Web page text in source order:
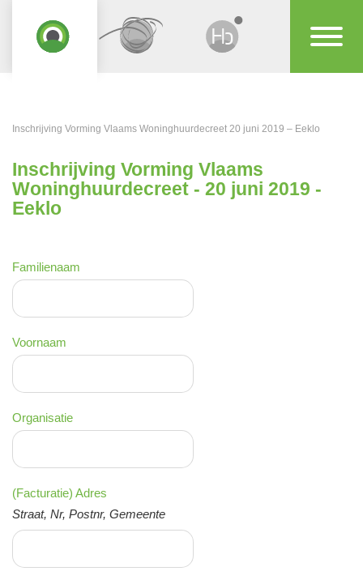
Inschrijving Vorming Vlaams Woninghuurdecreet 20 juni 2019 – Eeklo
Inschrijving Vorming Vlaams
Woninghuurdecreet - 20 juni 2019 -
Eeklo
Familienaam
Voornaam
Organisatie
(Facturatie) Adres
Straat, Nr, Postnr, Gemeente